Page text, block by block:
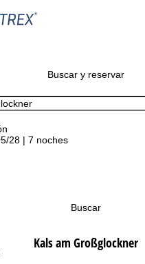
Buscar y reservar
28 | 7 noches
Buscar
Kals am Großglockner